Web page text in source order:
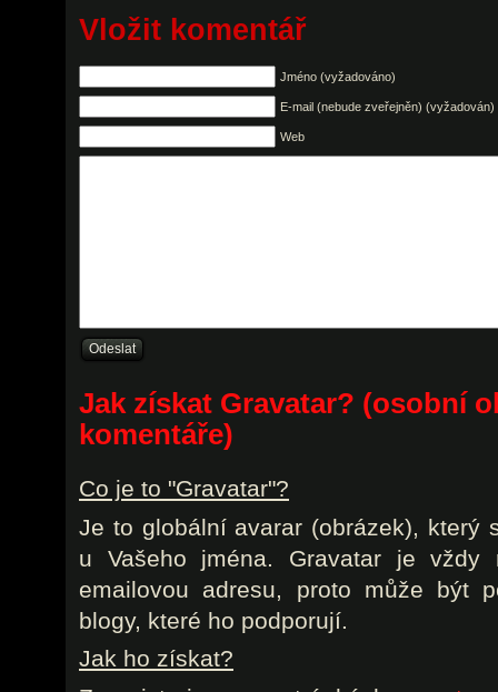
Vložit komentář
Jméno (vyžadováno)
E-mail (nebude zveřejněn) (vyžadován)
Web
Jak získat Gravatar? (osobní
komentáře)
Co je to "Gravatar"?
Je to globální avarar (obrázek), který
u Vašeho jména. Gravatar je vždy
emailovou adresu, proto může být
blogy, které ho podporují.
Jak ho získat?